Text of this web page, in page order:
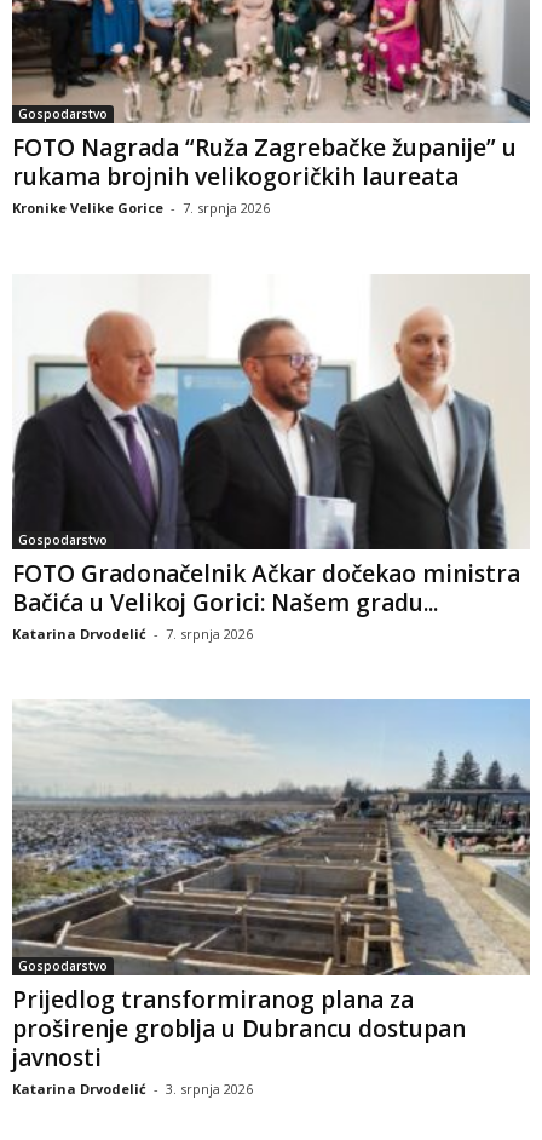
Gospodarstvo
FOTO Nagrada “Ruža Zagrebačke županije” u
rukama brojnih velikogoričkih laureata
Kronike Velike Gorice - 7. srpnja 2026
Gospodarstvo
FOTO Gradonačelnik Ačkar dočekao ministra
Bačića u Velikoj Gorici: Našem gradu...
Katarina Drvodelić - 7. srpnja 2026
Gospodarstvo
Prijedlog transformiranog plana za
proširenje groblja u Dubrancu dostupan
javnosti
Katarina Drvodelić - 3. srpnja 2026